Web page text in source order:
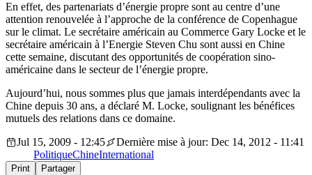
En effet, des partenariats d’énergie propre sont au centre d’une
attention renouvelée à l’approche de la conférence de Copenhague
sur le climat. Le secrétaire américain au Commerce Gary Locke et le
secrétaire américain à l’Energie Steven Chu sont aussi en Chine
cette semaine, discutant des opportunités de coopération sino-
américaine dans le secteur de l’énergie propre.
Aujourd’hui, nous sommes plus que jamais interdépendants avec la
Chine depuis 30 ans, a déclaré M. Locke, soulignant les bénéfices
mutuels des relations dans ce domaine.
Jul 15, 2009 - 12:45
Dernière mise à jour: Dec 14, 2012 - 11:41
PolitiqueChineInternational
Print Partager